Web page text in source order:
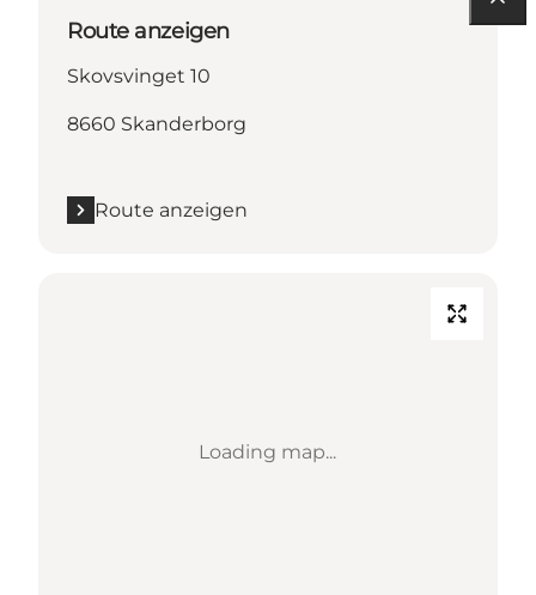
Route anzeigen
Skovsvinget 10
8660 Skanderborg
Route anzeigen
Loading map...